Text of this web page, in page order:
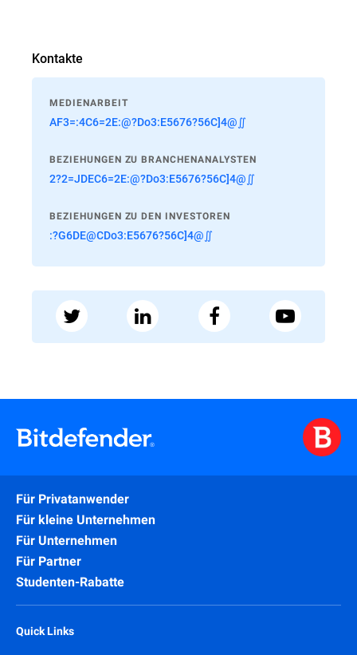
Kontakte
MEDIENARBEIT
AF3=:4C6=2E:@?Do3:E5676?56C]4@∬
BEZIEHUNGEN ZU BRANCHENANALYSTEN
2?2=JDEC6=2E:@?Do3:E5676?56C]4@∬
BEZIEHUNGEN ZU DEN INVESTOREN
:?G6DE@CDo3:E5676?56C]4@∬
Für Privatanwender
Für kleine Unternehmen
Für Unternehmen
Für Partner
Studenten-Rabatte
Quick Links